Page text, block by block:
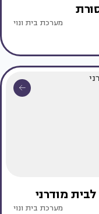
מערכת בית ונוי
מודרני
מערכת בית ונוי